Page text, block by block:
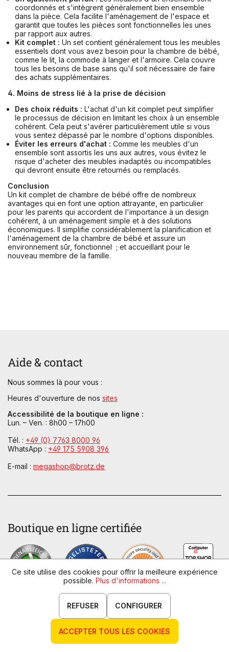
coordonnés et s'intègrent généralement bien ensemble
dans la pièce. Cela facilite l'aménagement de l'espace et
garantit que toutes les pièces sont fonctionnelles les unes
par rapport aux autres.
Kit complet : Un set contient généralement tous les meubles
essentiels dont vous avez besoin pour la chambre de bébé,
comme le lit, la commode à langer et l'armoire. Cela couvre
tous les besoins de base sans qu'il soit nécessaire de faire
des achats supplémentaires.
4. Moins de stress lié à la prise de décision
Des choix réduits : L'achat d'un kit complet peut simplifier
le processus de décision en limitant les choix à un ensemble
cohérent. Cela peut s'avérer particulièrement utile si vous
vous sentez dépassé par le nombre d'options disponibles.
Éviter les erreurs d'achat : Comme les meubles d'un
ensemble sont assortis les uns aux autres, vous évitez le
risque d'acheter des meubles inadaptés ou incompatibles
qui devront ensuite être retournés ou remplacés.
Conclusion
Un kit complet de chambre de bébé offre de nombreux
avantages qui en font une option attrayante, en particulier
pour les parents qui accordent de l'importance à un design
cohérent, à un aménagement simple et à des solutions
économiques. Il simplifie considérablement la planification et
l'aménagement de la chambre de bébé et assure un
environnement sûr, fonctionnel ; et accueillant pour le
nouveau membre de la famille.
Aide & contact
Nous sommes là pour vous :
Heures d'ouverture de nos sites
Accessibilité de la boutique en ligne :
Lun. – Ven. : 8h00 – 17h00
Tél. : +49 (0) 7763 8000 96
WhatsApp : +49 175 5908 396
E-mail : megashop@brotz.de
Boutique en ligne certifiée
Modes de paiement
Ce site utilise des cookies pour offrir la meilleure expérience
possible. Plus d'informations ...
REFUSER CONFIGURER
ACCEPTER TOUS LES COOKIES